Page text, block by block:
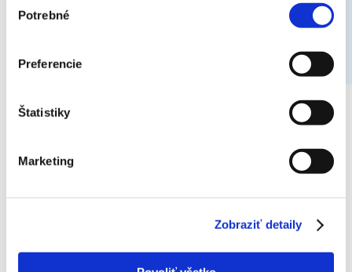
súhlasu
Potrebné
Preferencie
Štatistiky
Marketing
Zobraziť detaily
Jednotka umožňuje samostatný režim odvlhčovania
pri častom sušení prádla v bytoch). Vlhkosť v miestnosti
sa zníži bez vplyvu na vnútornú teplotu v miestnosti.
Záručná doba 3 roky (s možnosťou predĺženia)
Kúrenie do – 25°C
Elegantný, skrytý LED displej na vnútornej jednotke
Turbo režim pre rýchly pocit chladu/tepla